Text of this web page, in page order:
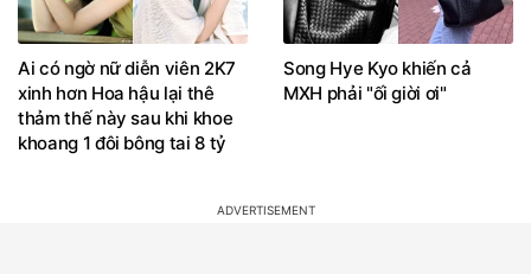
Ai có ngờ nữ diễn viên 2K7
xinh hơn Hoa hậu lại thê
thảm thế này sau khi khoe
khoang 1 đôi bông tai 8 tỷ
Song Hye Kyo khiến cả
MXH phải "ối giời ơi"